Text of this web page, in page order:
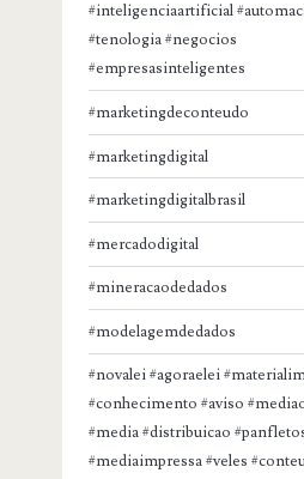
#inteligenciaartificial
#tenologia #negocios
#empresasinteligentes
#marketingdeconteudo
#marketingdigital
#marketingdigitalbrasil
#mercadodigital
#mineracaodedados
#modelagemdedados
#novalei #agoraelei
#conhecimento #aviso
#media #distribuicao
#mediaimpressa #veles